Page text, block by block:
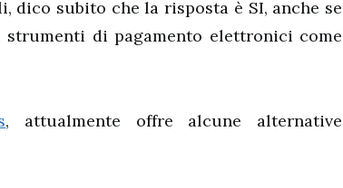
subito che la risposta è SI, anche se
strumenti di pagamento elettronici come
, attualmente offre alcune alternative